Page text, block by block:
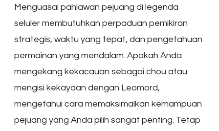
Menguasai pahlawan pejuang di legenda
seluler membutuhkan perpaduan pemikiran
strategis, waktu yang tepat, dan pengetahuan
permainan yang mendalam. Apakah Anda
mengekang kekacauan sebagai chou atau
mengisi kekayaan dengan Leomord,
mengetahui cara memaksimalkan kemampuan
pejuang yang Anda pilih sangat penting. Tetap